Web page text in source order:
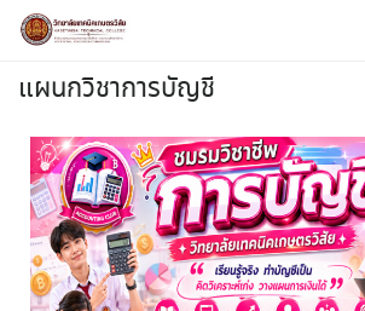
แผนกวิชาการบัญชี